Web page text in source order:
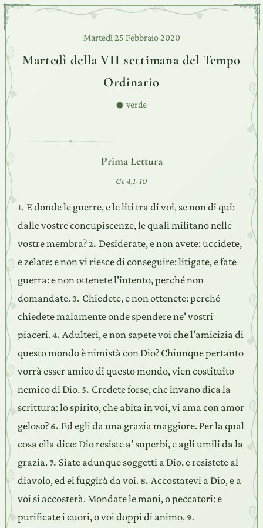
Martedì 25 Febbraio 2020
Martedì della VII settimana del Tempo
Ordinario
verde
Prima Lettura
Gc 4,1-10
1. E donde le guerre, e le liti tra di voi, se non di qui:
dalle vostre concupiscenze, le quali militano nelle
vostre membra?2. Desiderate, e non avete: uccidete,
e zelate: e non vi riesce di conseguire: litigate, e fate
guerra: e non ottenete l'intento, perché non
domandate. 3. Chiedete, e non ottenete: perché
chiedete malamente onde spendere ne' vostri
piaceri. 4. Adulteri, e non sapete voi che l'amicizia di
questo mondo è nimistà con Dio? Chiunque pertanto
vorrà esser amico di questo mondo, vien costituito
nemico di Dio. 5. Credete forse, che invano dica la
scrittura: lo spirito, che abita in voi, vi ama con amor
geloso? 6. Ed egli da una grazia maggiore. Per la qual
cosa ella dice: Dio resiste a' superbi, e agli umili da la
grazia. 7. Siate adunque soggetti a Dio, e resistete al
diavolo, ed ei fuggirà da voi. 8. Accostatevi a Dio, e a
voi si accosterà. Mondate le mani, o peccatori: e
purificate i cuori, o voi doppi di animo. 9.